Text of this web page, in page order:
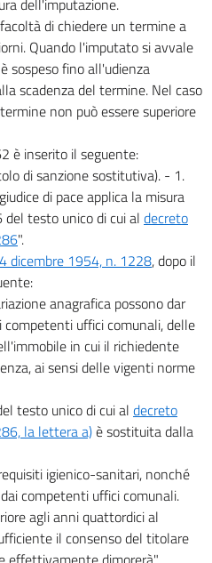
dell'imputazione.
di chiedere un termine a
Quando l'imputato si avvale
sospeso fino all'udienza
scadenza del termine. Nel caso
non può essere superiore
è inserito il seguente:
di sanzione sostitutiva). - 1.
di pace applica la misura
testo unico di cui al decreto
".
dicembre 1954, n. 1228, dopo il
anagrafica possono dar
competenti uffici comunali, delle
in cui il richiedente
ai sensi delle vigenti norme
testo unico di cui al decreto
la lettera a)è sostituita dalla
igienico-sanitari, nonché
competenti uffici comunali.
agli anni quattordici al
il consenso del titolare